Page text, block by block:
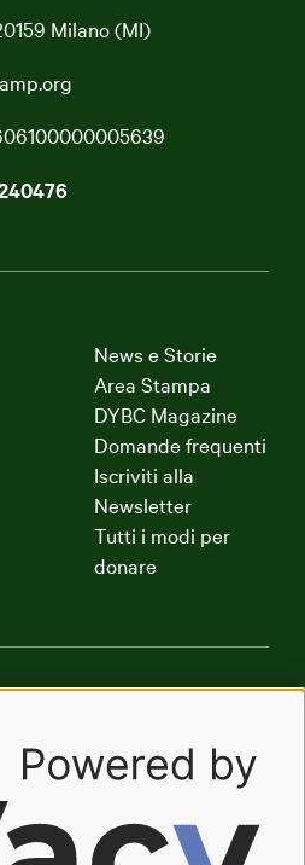
Milano (MI)
News e Storie
Area Stampa
DYBC Magazine
Domande frequenti
Iscriviti alla
Newsletter
Tutti i modi per
donare
The Good Company
Oasyhotel